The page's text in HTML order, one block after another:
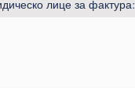
лице за фактура: